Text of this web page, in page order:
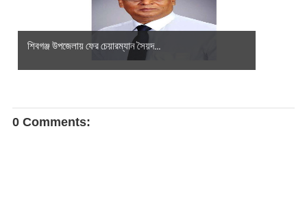
শিবগঞ্জ উপজেলায় ফের চেয়ারম্যান সৈয়দ...
0 Comments: